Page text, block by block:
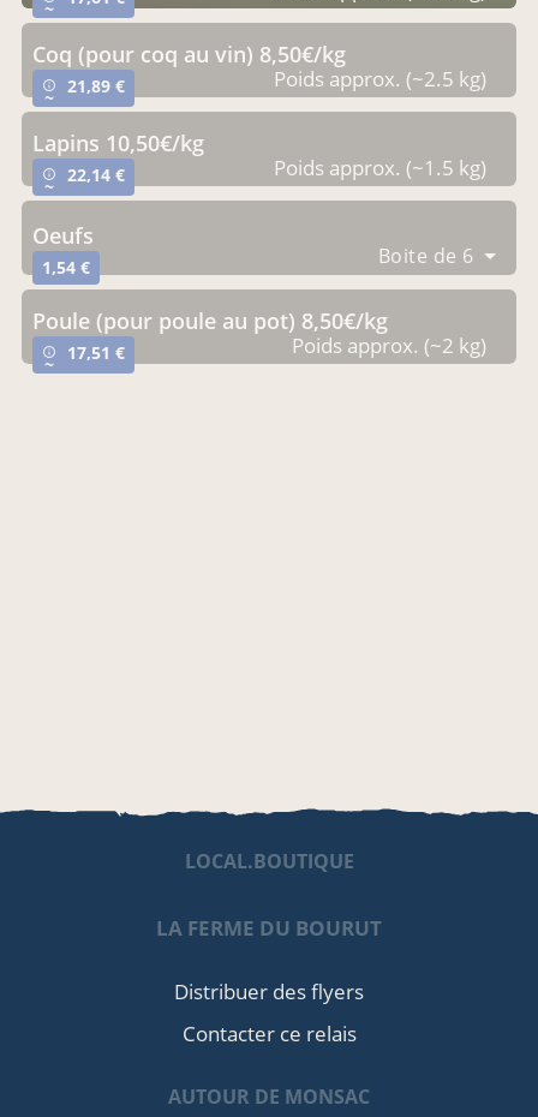
~
coq (pour coq au vin) 8,50€/kg
info_outline
~ 21,89 € Poids approx. (~2.5 kg)
lapins 10,50€/kg
info_outline
~ 22,14 € Poids approx. (~1.5 kg)
oeufs
1,54 € Boite de 6
poule (pour poule au pot) 8,50€/kg
info_outline
~ 17,51 € Poids approx. (~2 kg)
LOCAL.BOUTIQUE
LA FERME DU BOURUT
Distribuer des flyers
Contacter ce relais
AUTOUR DE MONSAC